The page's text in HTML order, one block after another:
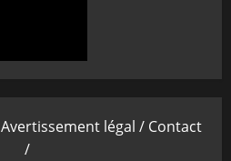
Avertissement légal / Contact
/